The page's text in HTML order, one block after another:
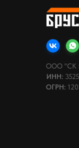
ООО "СК
ИНН:
ОГРН: